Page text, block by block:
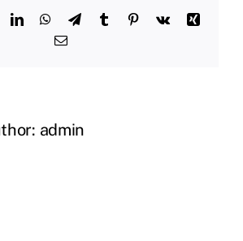
Eng
LinkedInWhatsApp
TelegramTumblr Pinterest
Vk
Xing
Email
admin